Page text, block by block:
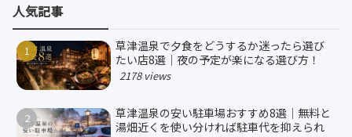
人気記事
草津温泉で夕食をどうするか迷ったら選び
たい店8選｜夜の予定が楽になる選び方！
2178 views
草津温泉の安い駐車場おすすめ8選｜無料と
湯畑近くを使い分ければ駐車代を抑えられ